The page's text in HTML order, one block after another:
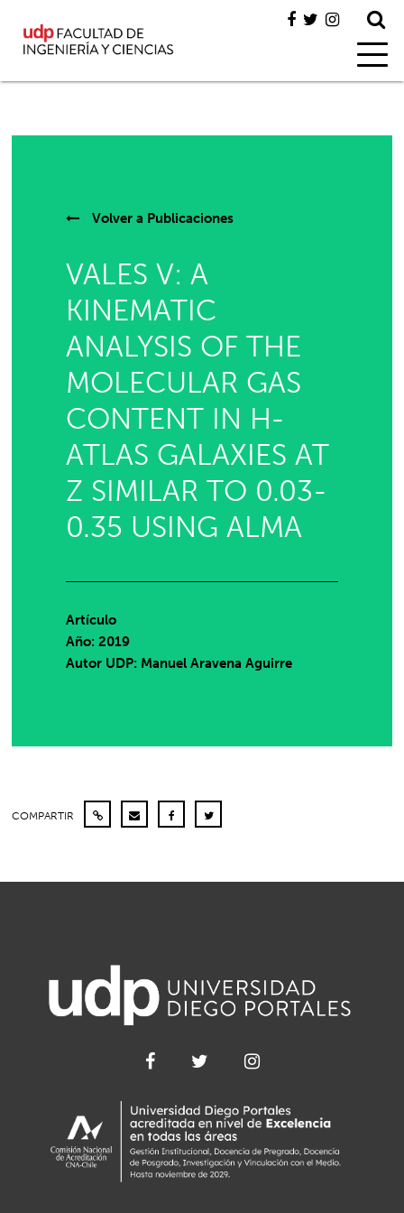
Volver a Publicaciones
VALES V: A
KINEMATIC
ANALYSIS OF THE
MOLECULAR GAS
CONTENT IN H-
ATLAS GALAXIES AT
Z SIMILAR TO 0.03-
0.35 USING ALMA
Artículo
Año: 2019
Autor UDP: Manuel Aravena Aguirre
COMPARTIR